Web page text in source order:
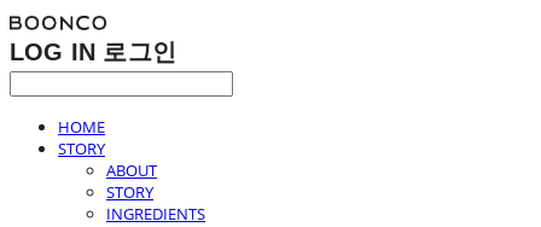
LOG IN 로그인
HOME
STORY
ABOUT
STORY
INGREDIENTS